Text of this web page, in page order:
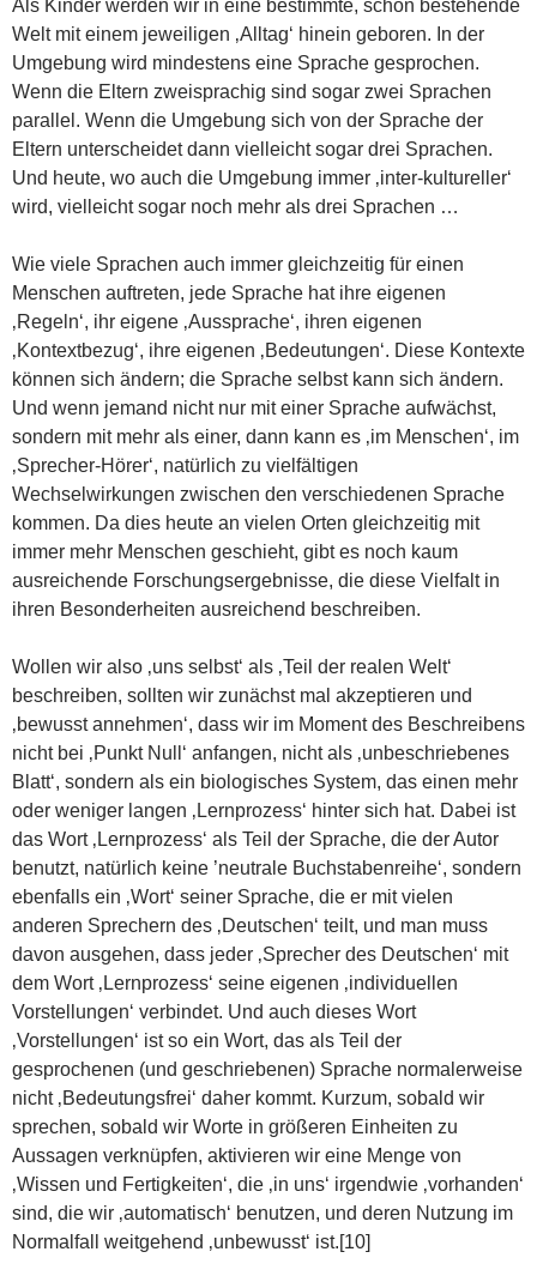
Als Kinder werden wir in eine bestimmte, schon bestehende
Welt mit einem jeweiligen ‚Alltag‘ hinein geboren. In der
Umgebung wird mindestens eine Sprache gesprochen.
Wenn die Eltern zweisprachig sind sogar zwei Sprachen
parallel. Wenn die Umgebung sich von der Sprache der
Eltern unterscheidet dann vielleicht sogar drei Sprachen.
Und heute, wo auch die Umgebung immer ‚inter-kultureller‘
wird, vielleicht sogar noch mehr als drei Sprachen …
Wie viele Sprachen auch immer gleichzeitig für einen
Menschen auftreten, jede Sprache hat ihre eigenen
‚Regeln‘, ihr eigene ‚Aussprache‘, ihren eigenen
‚Kontextbezug‘, ihre eigenen ‚Bedeutungen‘. Diese Kontexte
können sich ändern; die Sprache selbst kann sich ändern.
Und wenn jemand nicht nur mit einer Sprache aufwächst,
sondern mit mehr als einer, dann kann es ‚im Menschen‘, im
‚Sprecher-Hörer‘, natürlich zu vielfältigen
Wechselwirkungen zwischen den verschiedenen Sprache
kommen. Da dies heute an vielen Orten gleichzeitig mit
immer mehr Menschen geschieht, gibt es noch kaum
ausreichende Forschungsergebnisse, die diese Vielfalt in
ihren Besonderheiten ausreichend beschreiben.
Wollen wir also ‚uns selbst‘ als ‚Teil der realen Welt‘
beschreiben, sollten wir zunächst mal akzeptieren und
‚bewusst annehmen‘, dass wir im Moment des Beschreibens
nicht bei ‚Punkt Null‘ anfangen, nicht als ‚unbeschriebenes
Blatt‘, sondern als ein biologisches System, das einen mehr
oder weniger langen ‚Lernprozess‘ hinter sich hat. Dabei ist
das Wort ‚Lernprozess‘ als Teil der Sprache, die der Autor
benutzt, natürlich keine ’neutrale Buchstabenreihe‘, sondern
ebenfalls ein ‚Wort‘ seiner Sprache, die er mit vielen
anderen Sprechern des ‚Deutschen‘ teilt, und man muss
davon ausgehen, dass jeder ‚Sprecher des Deutschen‘ mit
dem Wort ‚Lernprozess‘ seine eigenen ‚individuellen
Vorstellungen‘ verbindet. Und auch dieses Wort
‚Vorstellungen‘ ist so ein Wort, das als Teil der
gesprochenen (und geschriebenen) Sprache normalerweise
nicht ‚Bedeutungsfrei‘ daher kommt. Kurzum, sobald wir
sprechen, sobald wir Worte in größeren Einheiten zu
Aussagen verknüpfen, aktivieren wir eine Menge von
‚Wissen und Fertigkeiten‘, die ‚in uns‘ irgendwie ‚vorhanden‘
sind, die wir ‚automatisch‘ benutzen, und deren Nutzung im
Normalfall weitgehend ‚unbewusst‘ ist.[10]